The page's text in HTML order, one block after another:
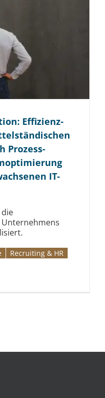
Effizienz­
Prozess­
IT-
Recruiting & HR